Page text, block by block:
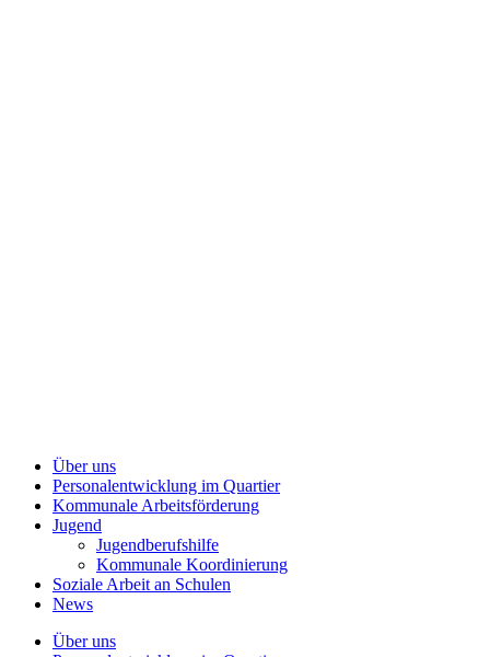
Über uns
Personalentwicklung im Quartier
Kommunale Arbeitsförderung
Jugend
Jugendberufshilfe
Kommunale Koordinierung
Soziale Arbeit an Schulen
News
Über uns